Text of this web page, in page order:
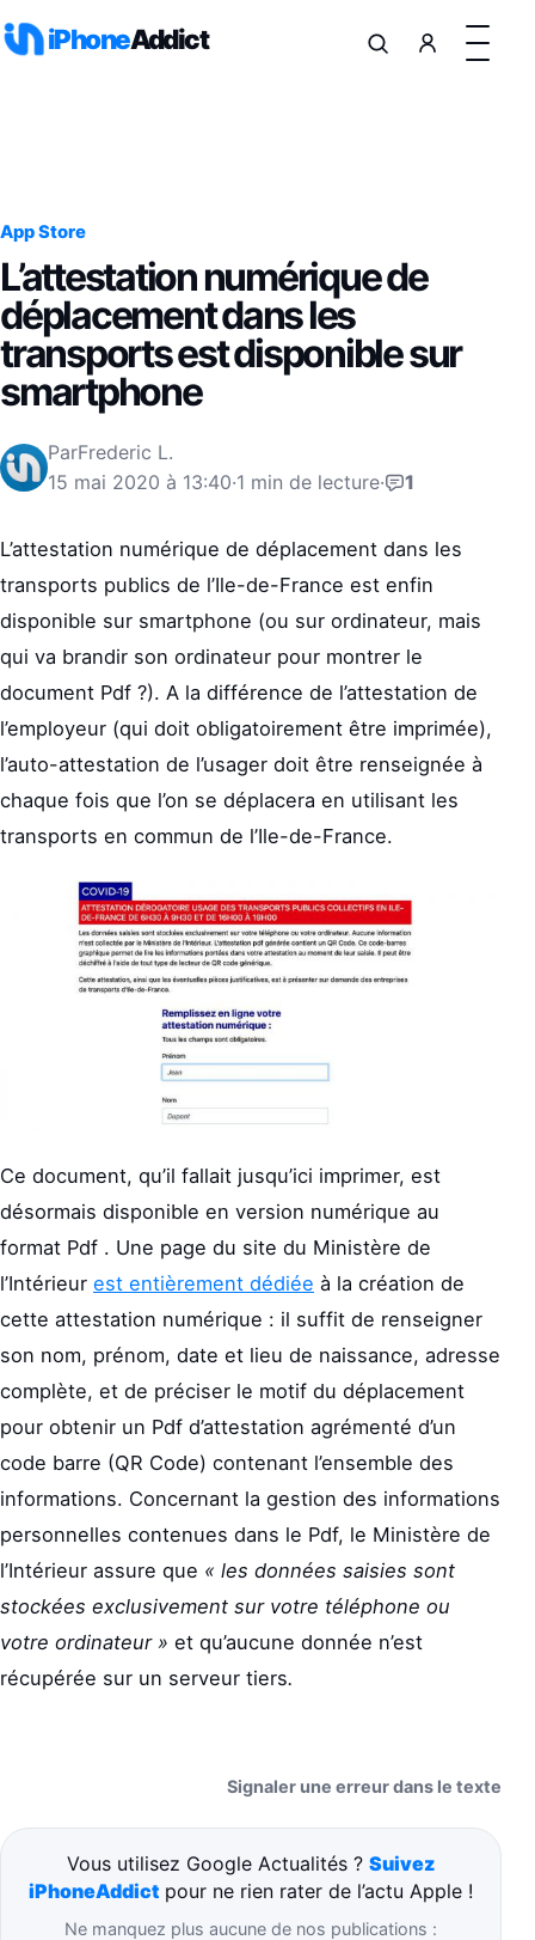
iPhoneAddict
App Store
L’attestation numérique de
déplacement dans les
transports est disponible sur
smartphone
ParFrederic L.
15 mai 2020 à 13:40·1 min de lecture· 1
L’attestation numérique de déplacement dans les
transports publics de l’Ile-de-France est enfin
disponible sur smartphone (ou sur ordinateur, mais
qui va brandir son ordinateur pour montrer le
document Pdf ?). A la différence de l’attestation de
l’employeur (qui doit obligatoirement être imprimée),
l’auto-attestation de l’usager doit être renseignée à
chaque fois que l’on se déplacera en utilisant les
transports en commun de l’Ile-de-France.
Ce document, qu’il fallait jusqu’ici imprimer, est
désormais disponible en version numérique au
format Pdf . Une page du site du Ministère de
l’Intérieur est entièrement dédiée à la création de
cette attestation numérique : il suffit de renseigner
son nom, prénom, date et lieu de naissance, adresse
complète, et de préciser le motif du déplacement
pour obtenir un Pdf d’attestation agrémenté d’un
code barre (QR Code) contenant l’ensemble des
informations. Concernant la gestion des informations
personnelles contenues dans le Pdf, le Ministère de
l’Intérieur assure que « les données saisies sont
stockées exclusivement sur votre téléphone ou
votre ordinateur » et qu’aucune donnée n’est
récupérée sur un serveur tiers.
Signaler une erreur dans le texte
Vous utilisez Google Actualités ? Suivez
iPhoneAddict pour ne rien rater de l’actu Apple !
Ne manquez plus aucune de nos publications :